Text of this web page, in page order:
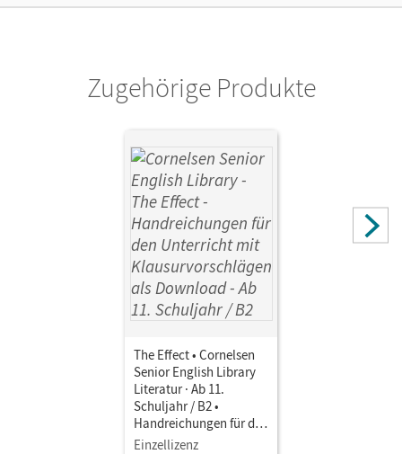
Zugehörige Produkte
The Effect • Cornelsen
Senior English Library
Literatur · Ab 11.
Schuljahr / B2 •
Handreichungen für den
Unterricht mit
Einzellizenz